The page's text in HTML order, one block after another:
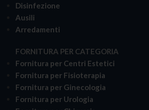
Disinfezione
Ausili
Arredamenti
FORNITURA PER CATEGORIA
Fornitura per Centri Estetici
Fornitura per Fisioterapia
Fornitura per Ginecologia
Fornitura per Urologia